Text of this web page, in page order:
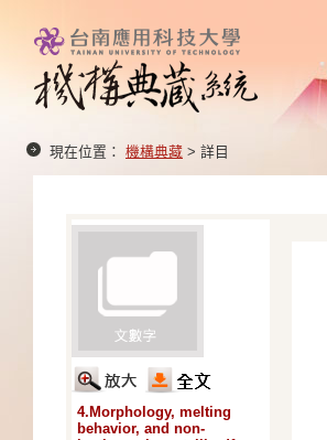
現在位置： 機構典藏 > 詳目
4.Morphology, melting
behavior, and non-